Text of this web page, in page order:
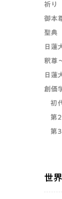
祈り
御本
聖典
日蓮
釈尊
日蓮
創価
初
第
第
世